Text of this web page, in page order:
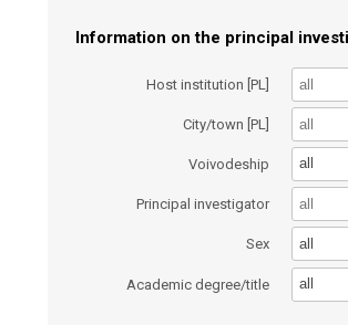
Information on the principal
Host institution [PL]
City/town [PL]
Voivodeship all
Principal investigator
Sex all
Academic degree/title all